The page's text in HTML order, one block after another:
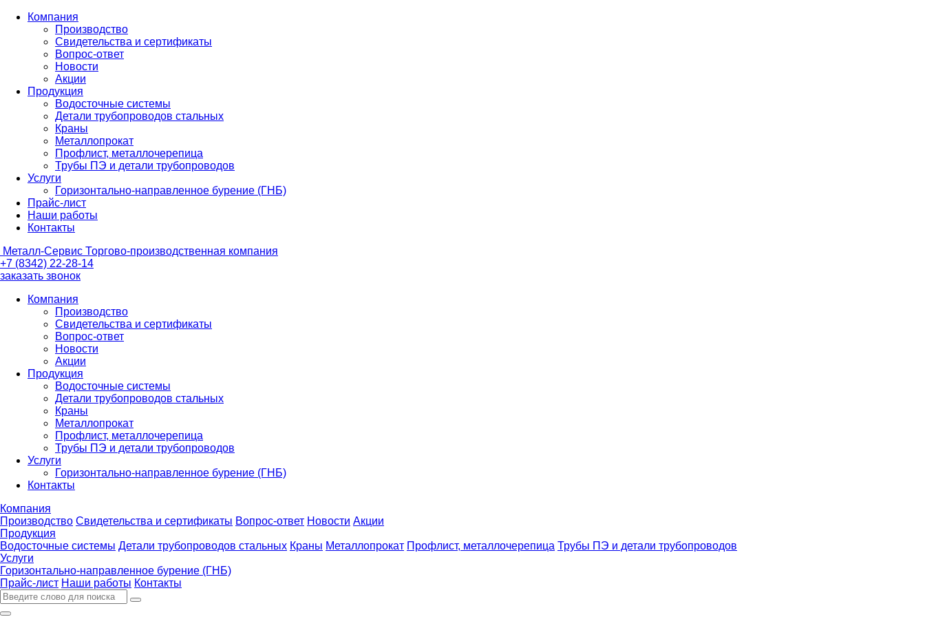
Компания
Производство
Свидетельства и сертификаты
Вопрос-ответ
Новости
Акции
Продукция
Водосточные системы
Детали трубопроводов стальных
Краны
Металлопрокат
Профлист, металлочерепица
Трубы ПЭ и детали трубопроводов
Услуги
Горизонтально-направленное бурение (ГНБ)
Прайс-лист
Наши работы
Контакты
Металл-Сервис Торгово-производственная компания
+7 (8342) 22-28-14
заказать звонок
Компания
Производство
Свидетельства и сертификаты
Вопрос-ответ
Новости
Акции
Продукция
Водосточные системы
Детали трубопроводов стальных
Краны
Металлопрокат
Профлист, металлочерепица
Трубы ПЭ и детали трубопроводов
Услуги
Горизонтально-направленное бурение (ГНБ)
Контакты
Компания
Производство Свидетельства и сертификаты Вопрос-ответ Новости Акции
Продукция
Водосточные системы Детали трубопроводов стальных Краны Металлопрокат Профлист, металлочерепица Трубы ПЭ и детали трубопроводов
Услуги
Горизонтально-направленное бурение (ГНБ)
Прайс-лист Наши работы Контакты